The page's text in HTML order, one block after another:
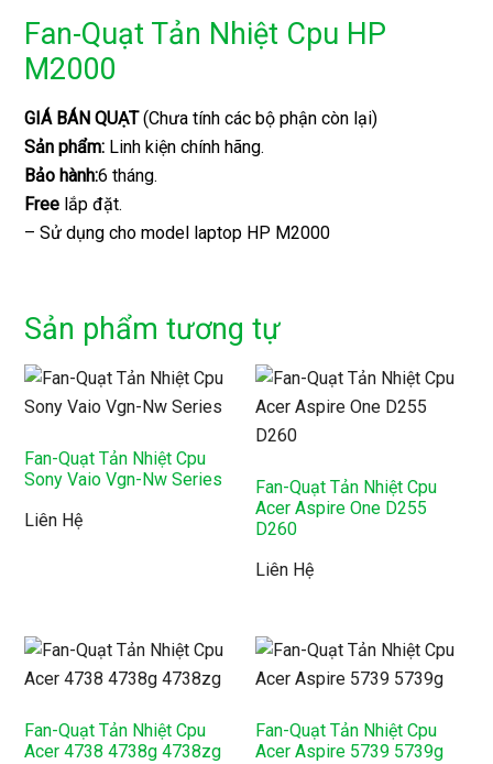
Fan-Quạt Tản Nhiệt Cpu HP
M2000
GIÁ BÁN QUẠT(Chưa tính các bộ phận còn lại)
Sản phẩm: Linh kiện chính hãng.
Bảo hành:6 tháng.
Free lắp đặt.
– Sử dụng cho model laptop HP M2000
Sản phẩm tương tự
Fan-Quạt Tản Nhiệt Cpu
Sony Vaio Vgn-Nw Series
Liên Hệ
Fan-Quạt Tản Nhiệt Cpu
Acer Aspire One D255
D260
Liên Hệ
Fan-Quạt Tản Nhiệt Cpu
Acer 4738 4738g 4738zg
Fan-Quạt Tản Nhiệt Cpu
Acer Aspire 5739 5739g